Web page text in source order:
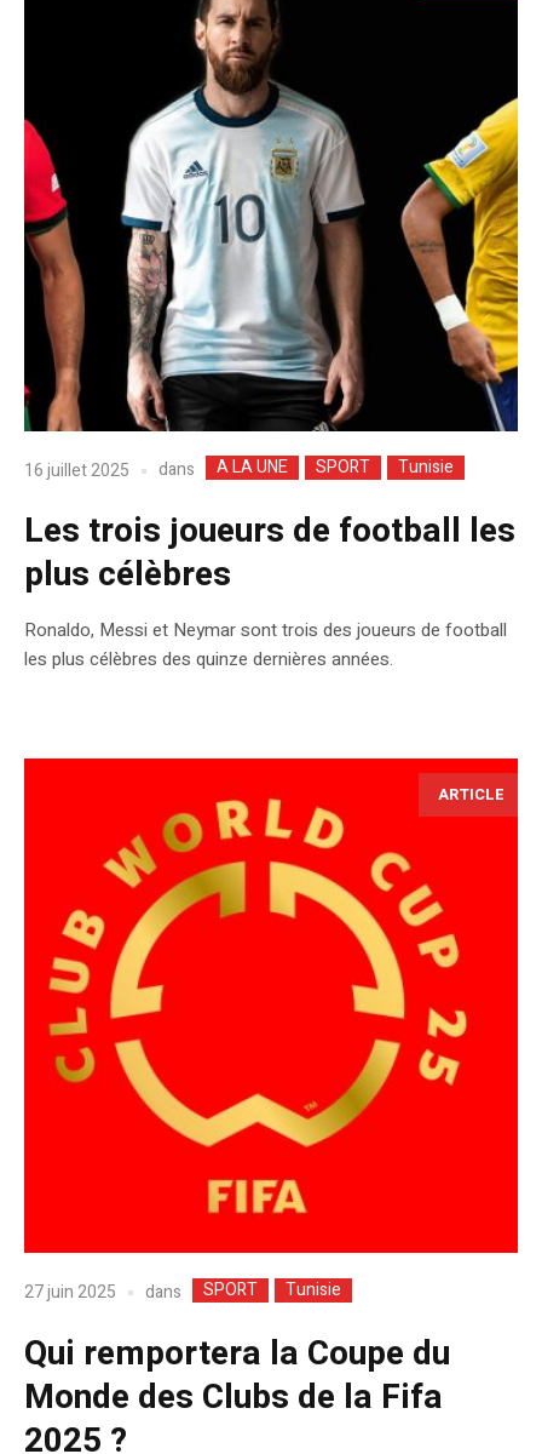
16 juillet 2025 dans A LA UNE SPORT Tunisie
Les trois joueurs de football les
plus célèbres
Ronaldo, Messi et Neymar sont trois des joueurs de football
les plus célèbres des quinze dernières années.
ARTICLE
27 juin 2025 dans SPORT Tunisie
Qui remportera la Coupe du
Monde des Clubs de la Fifa
2025 ?